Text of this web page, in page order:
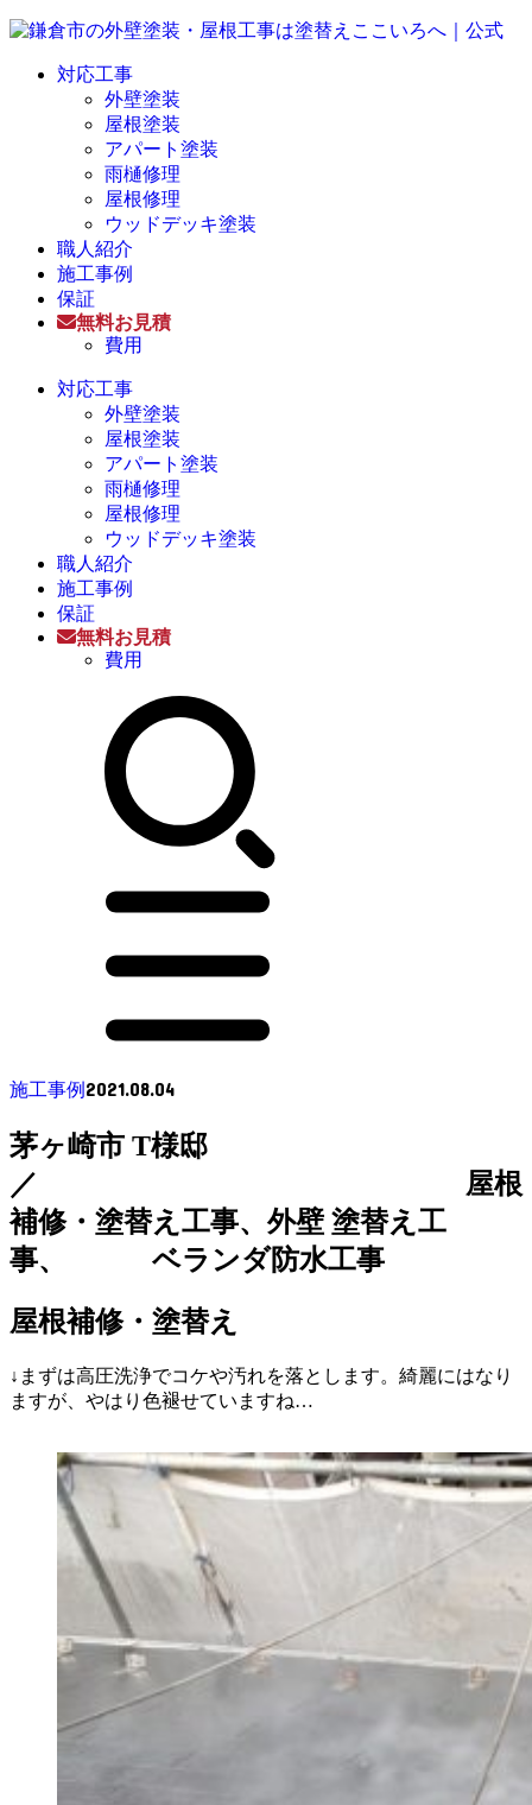
対応工事
外壁塗装
屋根塗装
アパート塗装
雨樋修理
屋根修理
ウッドデッキ塗装
職人紹介
施工事例
保証
無料お見積
費用
対応工事
外壁塗装
屋根塗装
アパート塗装
雨樋修理
屋根修理
ウッドデッキ塗装
職人紹介
施工事例
保証
無料お見積
費用
施工事例 2021.08.04
茅ヶ崎市 T様邸
／ 屋根
補修・塗替え工事、外壁 塗替え工
事、 ベランダ防水工事
屋根補修・塗替え
↓まずは高圧洗浄でコケや汚れを落とします。綺麗にはなり
ますが、やはり色褪せていますね…